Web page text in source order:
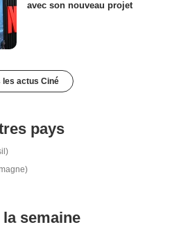
avec son nouveau projet
les actus Ciné
pays
semaine